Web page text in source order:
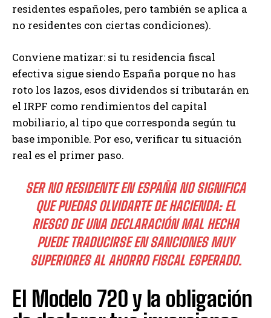
residentes españoles, pero también se aplica a
no residentes con ciertas condiciones).
Conviene matizar: si tu residencia fiscal
efectiva sigue siendo España porque no has
roto los lazos, esos dividendos sí tributarán en
el IRPF como rendimientos del capital
mobiliario, al tipo que corresponda según tu
base imponible. Por eso, verificar tu situación
real es el primer paso.
SER NO RESIDENTE EN ESPAÑA NO SIGNIFICA
QUE PUEDAS OLVIDARTE DE HACIENDA: EL
RIESGO DE UNA DECLARACIÓN MAL HECHA
PUEDE TRADUCIRSE EN SANCIONES MUY
SUPERIORES AL AHORRO FISCAL ESPERADO.
El Modelo 720 y la obligación